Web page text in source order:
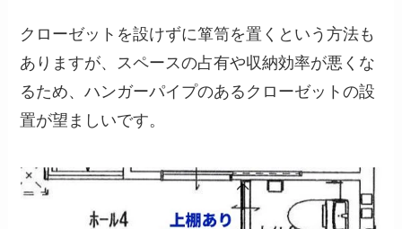
クローゼットを設けずに箪笥を置くという方法も
ありますが、スペースの占有や収納効率が悪くな
るため、ハンガーパイプのあるクローゼットの設
置が望ましいです。